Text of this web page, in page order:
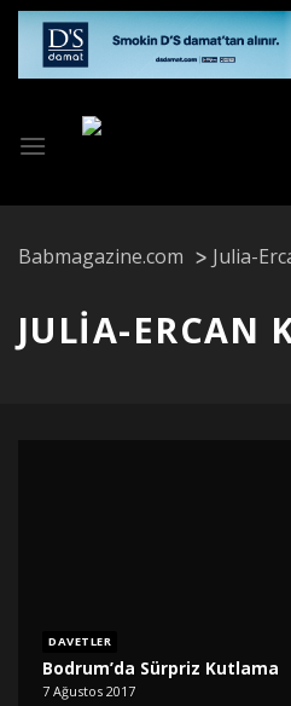
Skip
content
Babmagazine.com Julia-
JULIA-ERCAN
DAVETLER
Bodrum’da Sürpriz Kutlama
7 Ağustos 2017